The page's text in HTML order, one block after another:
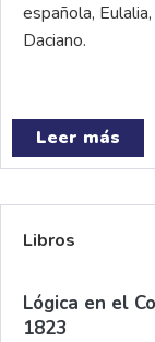
española,
Daciano.
Leer más
Libros
Lógica en el
1823